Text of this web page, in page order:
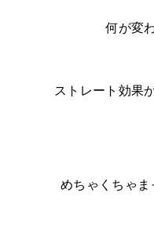
何が変
ストレート効果
めちゃくちゃま